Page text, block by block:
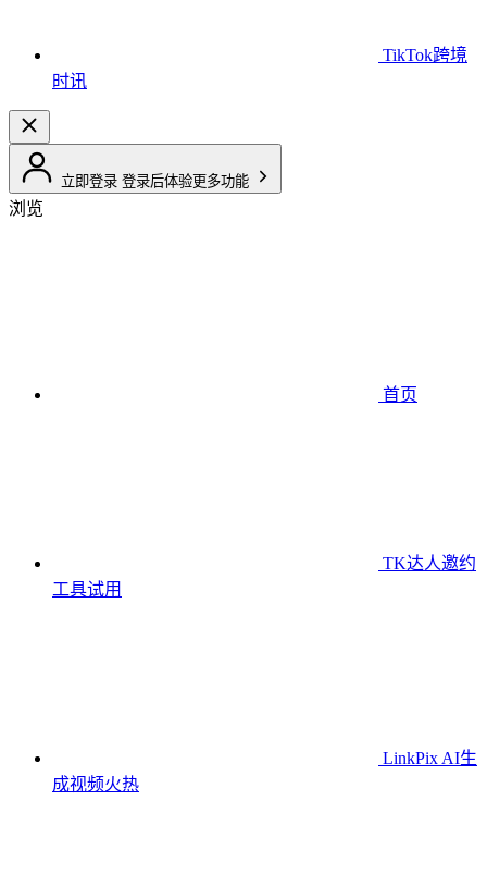
TikTok跨境
时讯
立即登录 登录后体验更多功能
浏览
首页
TK达人邀约
工具试用
LinkPix AI生
成视频火热